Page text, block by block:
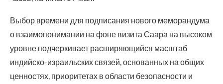
Выбор времени для подписания нового меморандума
о взаимопонимании на фоне визита Саара на высоком
уровне подчеркивает расширяющийся масштаб
индийско-израильских связей, основанных на общих
ценностях, приоритетах в области безопасности и